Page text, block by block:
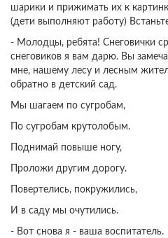
шарики и прижимать их к
(дети выполняют работу)
- Молодцы, ребята! Снеговички
снеговиков я вам дарю. Вы
мне, нашему лесу и лесным
обратно в детский сад.
Мы шагаем по сугробам,
По сугробам крутолобым.
Поднимай повыше ногу,
Проложи другим дорогу.
Повертелись, покружились,
И в саду мы очутились.
- Вот снова я - ваша воспитатель.